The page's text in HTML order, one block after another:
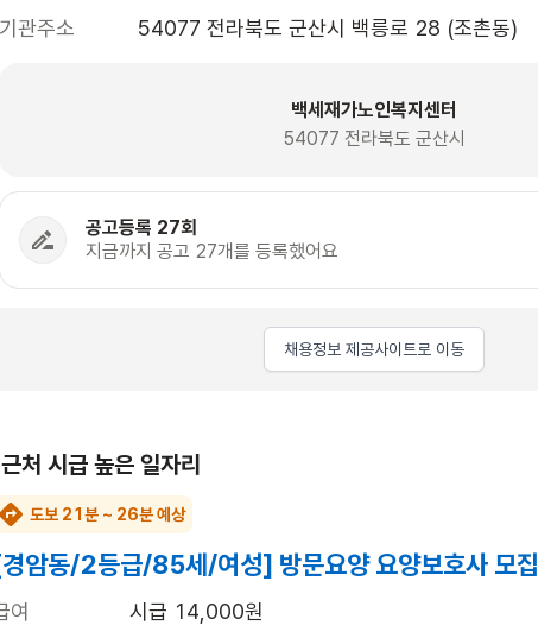
기관주소
54077 전라북도 군산시 백릉로 28 (조촌동)
백세재가노인복지센터
54077 전라북도 군산시
공고등록 27회
지금까지 공고 27개를 등록했어요
채용정보 제공사이트로 이동
근처 시급 높은 일자리
도보 21분 ~ 26분 예상
암동/2등급/85세/여성] 방문요양 요양보호사 모집
여
시급 14,000원